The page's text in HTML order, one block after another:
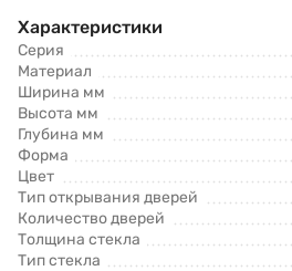
Характеристики
Серия
Материал
Ширина мм
Высота мм
Глубина мм
Форма
Цвет
Тип открывания дверей
Количество дверей
Толщина стекла
Тип стекла